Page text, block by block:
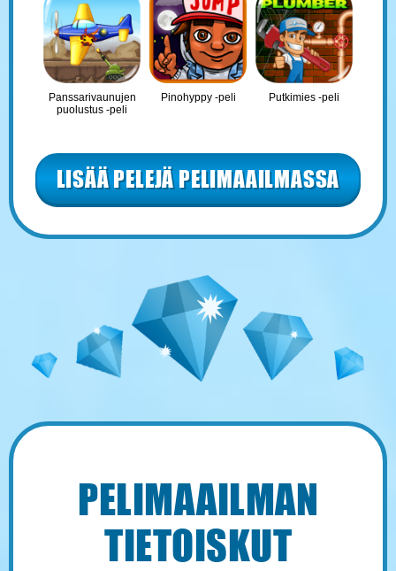
Panssarivaunujen
puolustus -peli
Pinohyppy -peli Putkimies -peli
LISÄÄ PELEJÄ PELIMAAILMASSA
PELIMAAILMAN
TIETOISKUT